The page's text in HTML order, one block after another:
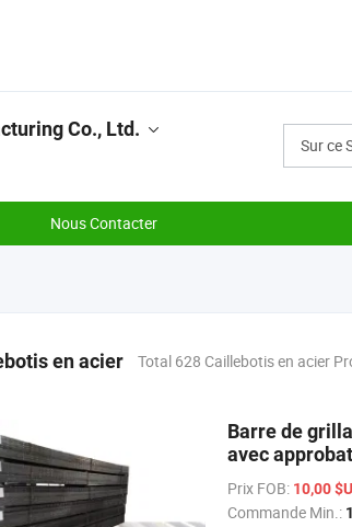
Sur ce
Co., Ltd.
Nous Contacter
en acier Total 628 Caillebotis en acier
Barre de
avec
Prix FOB: 10,00
Commande Min.: